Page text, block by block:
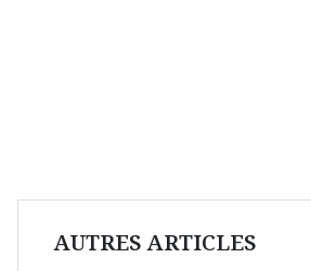
AUTRES ARTICLES